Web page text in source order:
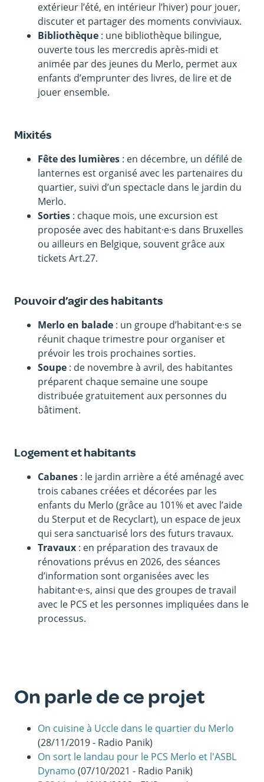
extérieur l’été, en intérieur l’hiver) pour jouer,
discuter et partager des moments conviviaux.
Bibliothèque : une bibliothèque bilingue,
ouverte tous les mercredis après-midi et
animée par des jeunes du Merlo, permet aux
enfants d’emprunter des livres, de lire et de
jouer ensemble.
Mixités
Fête des lumières : en décembre, un défilé de
lanternes est organisé avec les partenaires du
quartier, suivi d’un spectacle dans le jardin du
Merlo.
Sorties : chaque mois, une excursion est
proposée avec des habitant·e·s dans Bruxelles
ou ailleurs en Belgique, souvent grâce aux
tickets Art.27.
Pouvoir d’agir des habitants
Merlo en balade : un groupe d’habitant·e·s se
réunit chaque trimestre pour organiser et
prévoir les trois prochaines sorties.
Soupe : de novembre à avril, des habitantes
préparent chaque semaine une soupe
distribuée gratuitement aux personnes du
bâtiment.
Logement et habitants
Cabanes : le jardin arrière a été aménagé avec
trois cabanes créées et décorées par les
enfants du Merlo (grâce au 101% et avec l’aide
du Sterput et de Recyclart), un espace de jeux
qui sera sanctuarisé lors des futurs travaux.
Travaux : en préparation des travaux de
rénovations prévus en 2026, des séances
d’information sont organisées avec les
habitant·e·s, ainsi que des groupes de travail
avec le PCS et les personnes impliquées dans le
processus.
On parle de ce projet
On cuisine à Uccle dans le quartier du Merlo
(28/11/2019 - Radio Panik)
On sort le landau pour le PCS Merlo et l'ASBL
Dynamo (07/10/2021 - Radio Panik)